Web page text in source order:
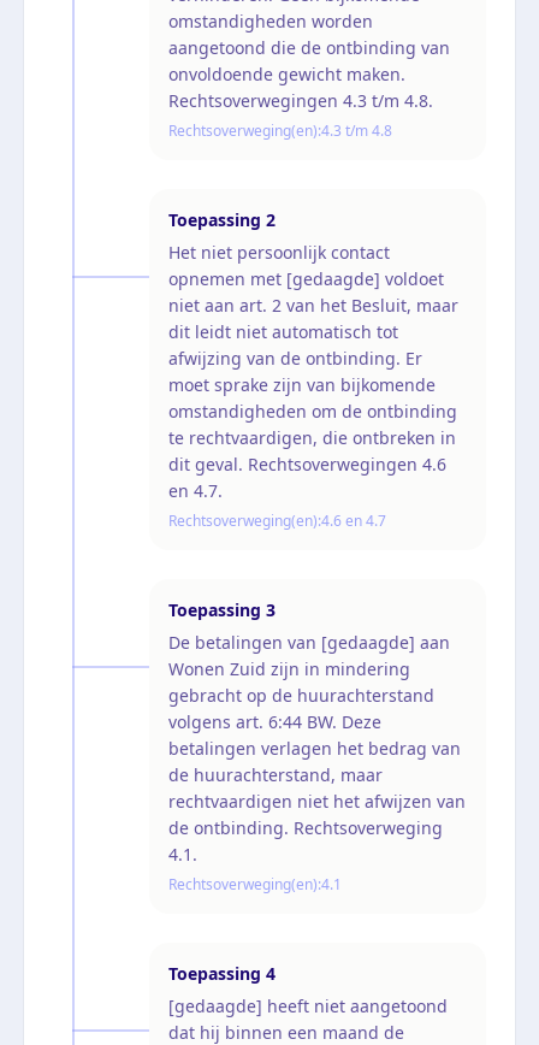
omstandigheden worden
aangetoond die de ontbinding van
onvoldoende gewicht maken.
Rechtsoverwegingen 4.3 t/m 4.8.
Rechtsoverweging(en):4.3 t/m 4.8
Toepassing 2
Het niet persoonlijk contact
opnemen met [gedaagde] voldoet
niet aan art. 2 van het Besluit, maar
dit leidt niet automatisch tot
afwijzing van de ontbinding. Er
moet sprake zijn van bijkomende
omstandigheden om de ontbinding
te rechtvaardigen, die ontbreken in
dit geval. Rechtsoverwegingen 4.6
en 4.7.
Rechtsoverweging(en):4.6 en 4.7
Toepassing 3
De betalingen van [gedaagde] aan
Wonen Zuid zijn in mindering
gebracht op de huurachterstand
volgens art. 6:44 BW. Deze
betalingen verlagen het bedrag van
de huurachterstand, maar
rechtvaardigen niet het afwijzen van
de ontbinding. Rechtsoverweging
4.1.
Rechtsoverweging(en):4.1
Toepassing 4
[gedaagde] heeft niet aangetoond
dat hij binnen een maand de